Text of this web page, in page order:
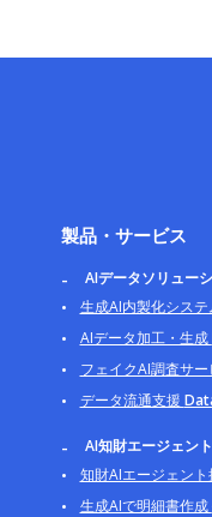
製品・サービス
AIデータソリュー
生成AI内製化システ
AIデータ加工・生成
フェイクAI調査サー
データ流通支援
AI知財エージェント
知財AIエージェン
生成AIで明細書作成